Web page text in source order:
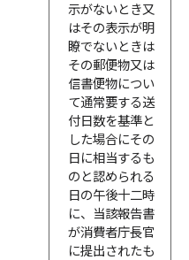
示がないとき又
はその表示が明
瞭でないときは
その郵便物又は
信書便物につい
て通常要する送
付日数を基準と
した場合にその
日に相当するも
のと認められる
日の午後十二時
に、当該報告書
が消費者庁長官
に提出されたも